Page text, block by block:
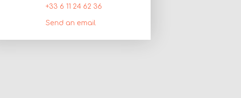
+33 6 11 24 62 36
Send an email